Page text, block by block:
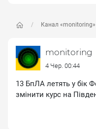
Канал «monitoring»
monitoring
4 Чер. 00:44
13 БпЛА летять у бік
змінити курс на
Підтримати канал —
1110 3423 2789
Створено: 27 грудня